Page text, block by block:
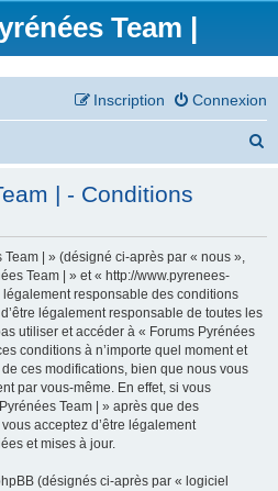
Team |
Connexion
Inscription
h
| - Conditions
| » (désigné ci-après par « nous »,
Team | » et « http://www.pyrenees-
légalement responsable des conditions
légalement responsable de toutes les
utiliser et accéder à « Forums Pyrénées
conditions à n’importe quel moment et
ces modifications, bien que nous vous
par vous-même. En effet, si vous
Team | » après que des
acceptez d’être légalement
et mises à jour.
(désignés ci-après par « logiciel